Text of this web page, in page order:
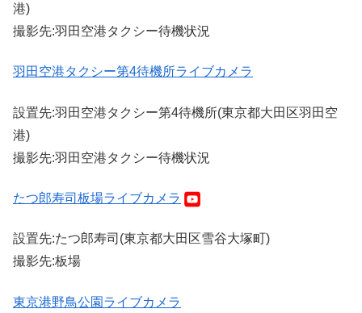
港)
撮影先:羽田空港タクシー待機状況
羽田空港タクシー第4待機所ライブカメラ
設置先:羽田空港タクシー第4待機所(東京都大田区羽田空
港)
撮影先:羽田空港タクシー待機状況
たつ郎寿司板場ライブカメラ
設置先:たつ郎寿司(東京都大田区雪谷大塚町)
撮影先:板場
東京港野鳥公園ライブカメラ